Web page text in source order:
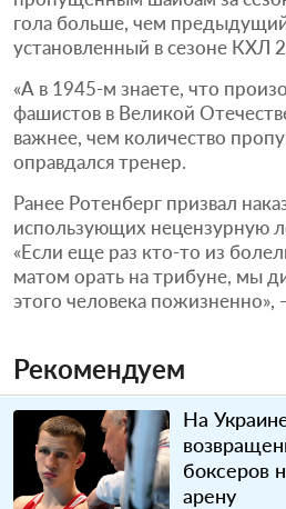
гола больше, чем
установленный в сезоне КХЛ
«А в 1945‑м знаете, что
фашистов в Великой
важнее, чем количество
оправдался тренер.
Ранее Ротенберг призвал
использующих нецензурную
«Если еще раз кто-то из
матом орать на трибуне, мы
этого человека пожизненно»,
Рекомендуем
На
боксеров
арену